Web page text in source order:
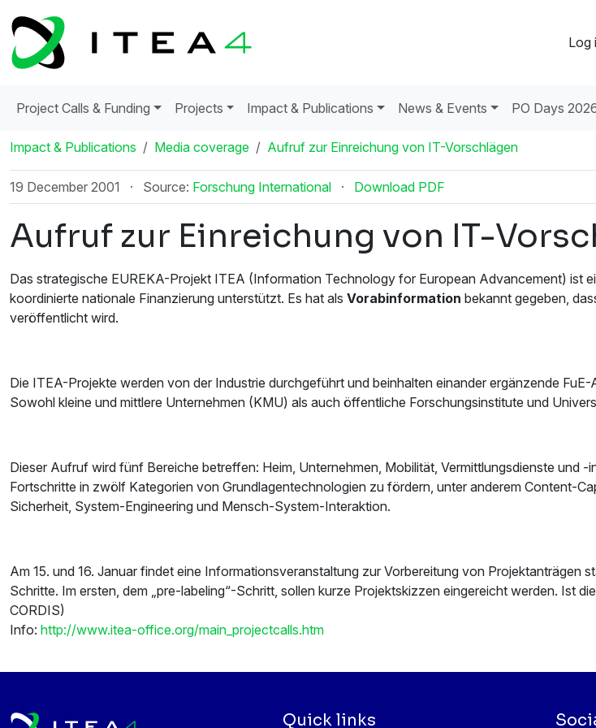
Log
Project Calls & Funding Projects Impact & Publications News & Events PO Days
Impact & Publications Media coverage Aufruf zur Einreichung von IT-Vorschlägen
19 December 2001 · Source: Forschung International · Download PDF
Aufruf zur Einreichung von IT-
Das strategische EUREKA-Projekt ITEA (Information Technology for European Advancement) ist
koordinierte nationale Finanzierung unterstützt. Es hat als Vorabinformation bekannt gegeben,
veröffentlicht wird.
Die ITEA-Projekte werden von der Industrie durchgeführt und beinhalten einander ergänzende
Sowohl kleine und mittlere Unternehmen (KMU) als auch öffentliche Forschungsinstitute und
Dieser Aufruf wird fünf Bereiche betreffen: Heim, Unternehmen, Mobilität, Vermittlungsdienste und
Fortschritte in zwölf Kategorien von Grundlagentechnologien zu fördern, unter anderem Content-
Sicherheit, System-Engineering und Mensch-System-Interaktion.
Am 15. und 16. Januar findet eine Informationsveranstaltung zur Vorbereitung von
Schritte. Im ersten, dem „pre-labeling“-Schritt, sollen kurze Projektskizzen eingereicht werden. Ist
CORDIS)
Info: http://www.itea-office.org/main_projectcalls.htm
Quick links